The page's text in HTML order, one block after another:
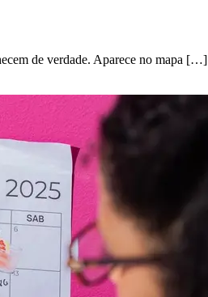
de verdade. Aparece no mapa […]